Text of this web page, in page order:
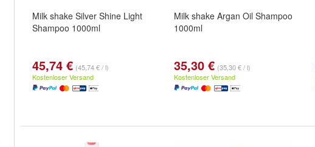
Milk shake Silver Shine Light
Shampoo 1000ml
45,74 € (45,74 € / l)
Kostenloser Versand
Milk shake Argan Oil Shampoo
1000ml
35,30 € (35,30 € / l)
Kostenloser Versand